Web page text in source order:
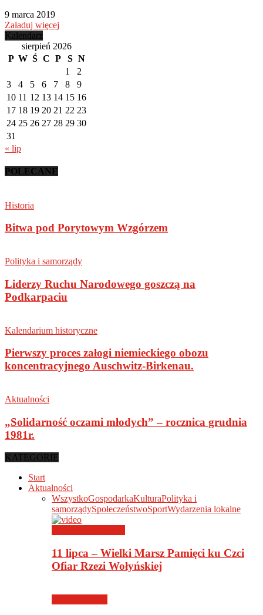
9 marca 2019
Załaduj więcej
Kalendarz
sierpień 2026
P W Ś C P S N
1
2
3
4 5 6 7 8
9
10 11 12 13 14 15 16
17 18 19 20 21 22 23
24 25 26 27 28 29 30
31
« lip
POLECANE
Historia
Bitwa pod Porytowym Wzgórzem
Polityka i samorządy
Liderzy Ruchu Narodowego goszczą na
Podkarpaciu
Kalendarium historyczne
Pierwszy proces załogi niemieckiego obozu
koncentracyjnego Auschwitz-Birkenau.
Aktualności
„Solidarność oczami młodych” – rocznica grudnia
1981r.
KATEGORIE
Start
Aktualności
WszystkoGospodarkaKulturaPolityka i
samorządySpołeczeństwoSportWydarzenia lokalne
11 lipca – Wielki Marsz Pamięci ku Czci
Ofiar Rzezi Wołyńskiej